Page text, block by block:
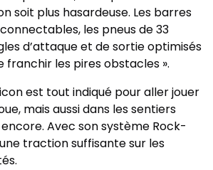
soit plus hasardeuse. Les barres
les pneus de 33
d’attaque et de sortie optimisés
les pires obstacles ».
est tout indiqué pour aller jouer
mais aussi dans les sentiers
Avec son système Rock-
traction suffisante sur les